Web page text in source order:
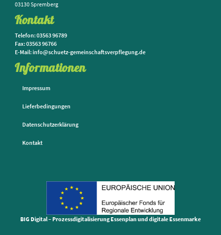
03130 Spremberg
Kontakt
Telefon: 03563 96789
Fax: 03563 96766
E-Mail: info@schuetz-gemeinschaftsverpflegung.de
Informationen
Impressum
Lieferbedingungen
Datenschutzerklärung
Kontakt
BIG Digital – Prozessdigitalisierung Essenplan und digitale Essenmarke